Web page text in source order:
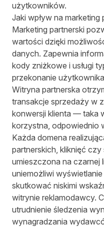
użytkowników.
Jaki wpływ na marketing
Marketing partnerski
wartości dzięki
danych. Zapewnia
kody zniżkowe i usługi
przekonanie
Witryna partnerska
transakcje sprzedaży w
konwersji klienta — taka
korzystna, odpowiednio
Każda domena
partnerskich, kliknięć
umieszczona na czarnej
uniemożliwi
skutkować niskimi
witrynie reklamodawcy.
utrudnienie śledzenia
wynagradzania